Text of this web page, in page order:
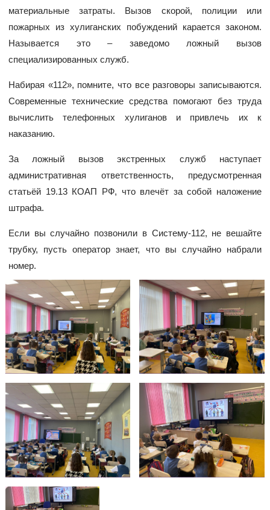
материальные затраты. Вызов скорой, полиции или
пожарных из хулиганских побуждений карается законом.
Называется это – заведомо ложный вызов
специализированных служб.
Набирая «112», помните, что все разговоры записываются.
Современные технические средства помогают без труда
вычислить телефонных хулиганов и привлечь их к
наказанию.
За ложный вызов экстренных служб наступает
административная ответственность, предусмотренная
статьёй 19.13 КОАП РФ, что влечёт за собой наложение
штрафа.
Если вы случайно позвонили в Систему-112, не вешайте
трубку, пусть оператор знает, что вы случайно набрали
номер.